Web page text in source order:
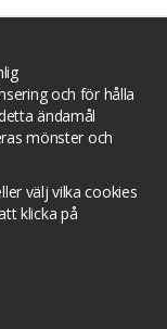
och för hålla
ändamål
mönster och
välj vilka cookies
klicka på